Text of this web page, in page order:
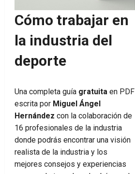
Cómo trabajar en
la industria del
deporte
Una completa guía gratuita en PDF
escrita por Miguel Ángel
Hernández con la colaboración de
16 profesionales de la industria
donde podrás encontrar una visión
realista de la industria y los
mejores consejos y experiencias